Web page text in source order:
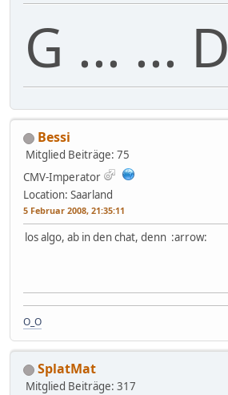
G ... ... D
Bessi
Mitglied Beiträge: 75
CMV-Imperator
Location: Saarland
5 Februar 2008, 21:35:11
los algo, ab in den chat, denn :arrow:
O_O
SplatMat
Mitglied Beiträge: 317